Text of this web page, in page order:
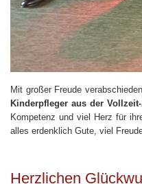
Mit großer Freude
Kinderpfleger aus der
Kompetenz und viel Herz für
alles erdenklich Gute, viel
Herzlichen